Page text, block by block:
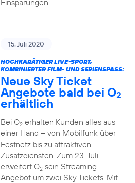
Einsparungen.
15. Juli 2020
HOCHKARÄTIGER LIVE-SPORT,
KOMBINIERTER FILM- UND SERIENSPASS:
Neue Sky Ticket
Angebote bald bei O2
erhältlich
Bei O2erhalten Kunden alles aus
einer Hand – von Mobilfunk über
Festnetz bis zu attraktiven
Zusatzdiensten. Zum 23. Juli
erweitert O2sein Streaming-
Angebot um zwei Sky Tickets. Mit